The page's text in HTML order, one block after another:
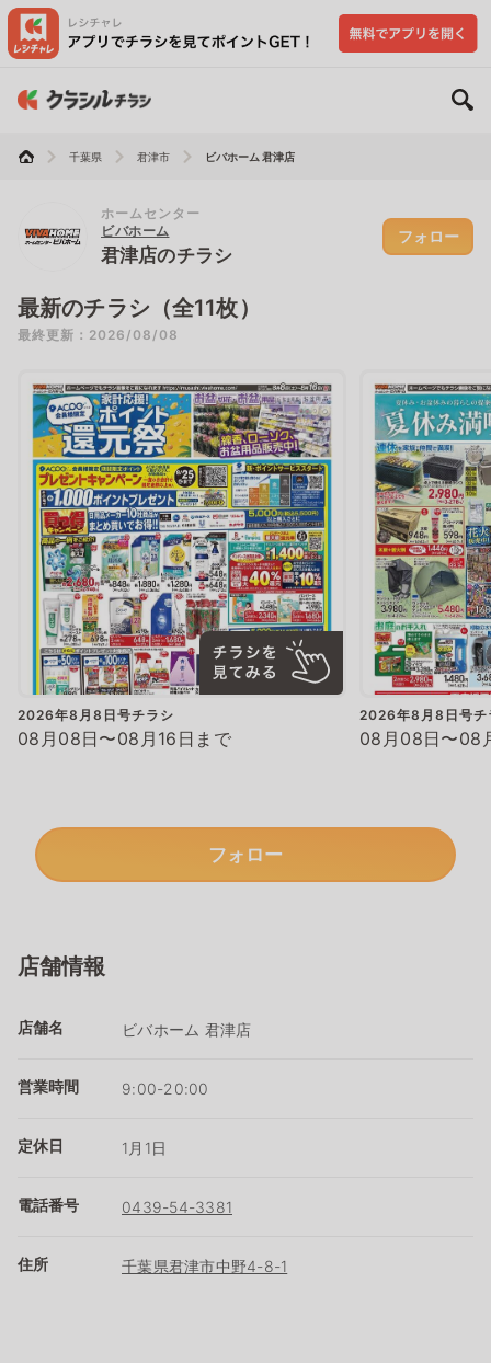
千葉県 君津市 ビバホーム 君津店
ホームセンター
ビバホーム
君津店のチラシ
フォロー
最新のチラシ（全11枚）
最終更新：2026/08/08
2026年8月8日号チラシ
08月08日〜08月16日まで
2026年8月8日号チ
08月08日〜08
フォロー
店舗情報
店舗名 ビバホーム 君津店
営業時間 9:00-20:00
定休日 1月1日
電話番号 0439-54-3381
住所 千葉県君津市中野4-8-1